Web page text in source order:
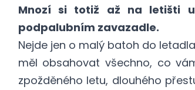
Mnozí si totiž až na letišti
podpalubním zavazadle.
Nejde jen o malý batoh do
měl obsahovat všechno, co
zpožděného letu, dlouhého